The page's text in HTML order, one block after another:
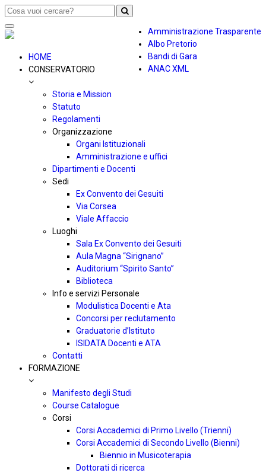
Amministrazione Trasparente
Albo Pretorio
Bandi di Gara
ANAC XML
Toggle
navigation
HOME
CONSERVATORIO
Storia e Mission
Statuto
Regolamenti
Organizzazione
Organi Istituzionali
Amministrazione e uffici
Dipartimenti e Docenti
Sedi
Ex Convento dei Gesuiti
Via Corsea
Viale Affaccio
Luoghi
Sala Ex Convento dei Gesuiti
Aula Magna “Sirignano”
Auditorium “Spirito Santo”
Biblioteca
Info e servizi Personale
Modulistica Docenti e Ata
Concorsi per reclutamento
Graduatorie d’Istituto
ISIDATA Docenti e ATA
Contatti
FORMAZIONE
Manifesto degli Studi
Course Catalogue
Corsi
Corsi Accademici di Primo Livello (Trienni)
Corsi Accademici di Secondo Livello (Bienni)
Biennio in Musicoterapia
Dottorati di ricerca